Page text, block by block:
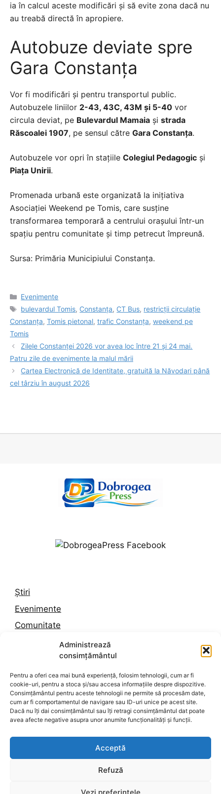
Administrează
consimțământul
Pentru a oferi cea mai bună experiență, folosim tehnologii, cum ar fi
cookie-uri, pentru a stoca și/sau accesa informațiile despre dispozitive.
Consimțământul pentru aceste tehnologii ne permite să procesăm date,
cum ar fi comportamentul de navigare sau ID-uri unice pe acest site.
Dacă nu îți dai consimțământul sau îți retragi consimțământul dat poate
avea afecte negative asupra unor anumite funcționalități și funcții.
Acceptă
Refuză
Vezi preferințele
ia în calcul aceste modificări și să evite zona dacă nu
au treabă directă în apropiere.
Autobuze deviate spre
Gara Constanța
Vor fi modificări și pentru transportul public.
Autobuzele liniilor 2-43, 43C, 43M și 5-40 vor
circula deviat, pe Bulevardul Mamaia și strada
Răscoalei 1907, pe sensul către Gara Constanța.
Autobuzele vor opri în stațiile Colegiul Pedagogic și
Piața Unirii.
Promenada urbană este organizată la inițiativa
Asociației Weekend pe Tomis, care susține
transformarea temporară a centrului orașului într-un
spațiu pentru comunitate și timp petrecut împreună.
Sursa: Primăria Municipiului Constanța.
Categorii
Evenimente
Etichete
bulevardul Tomis, Constanța, CT Bus, restricții circulație
Constanța, Tomis pietonal, trafic Constanța, weekend pe
Tomis
Zilele Constanței 2026 vor avea loc între 21 și 24 mai.
Patru zile de evenimente la malul mării
Cartea Electronică de Identitate, gratuită la Năvodari până
cel târziu în august 2026
Știri
Evenimente
Comunitate
Vremea în Constanța
Despre noi
Contact
Politica de confidențialitate
Termeni și condiții
Politica de cookies